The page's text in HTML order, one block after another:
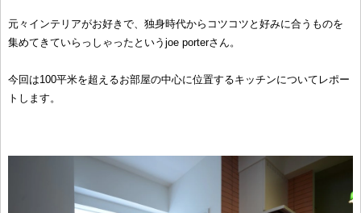
元々インテリアがお好きで、独身時代からコツコツと好みに合うものを
集めてきていらっしゃったというjoe porterさん。
今回は100平米を超えるお部屋の中心に位置するキッチンについてレポー
トします。